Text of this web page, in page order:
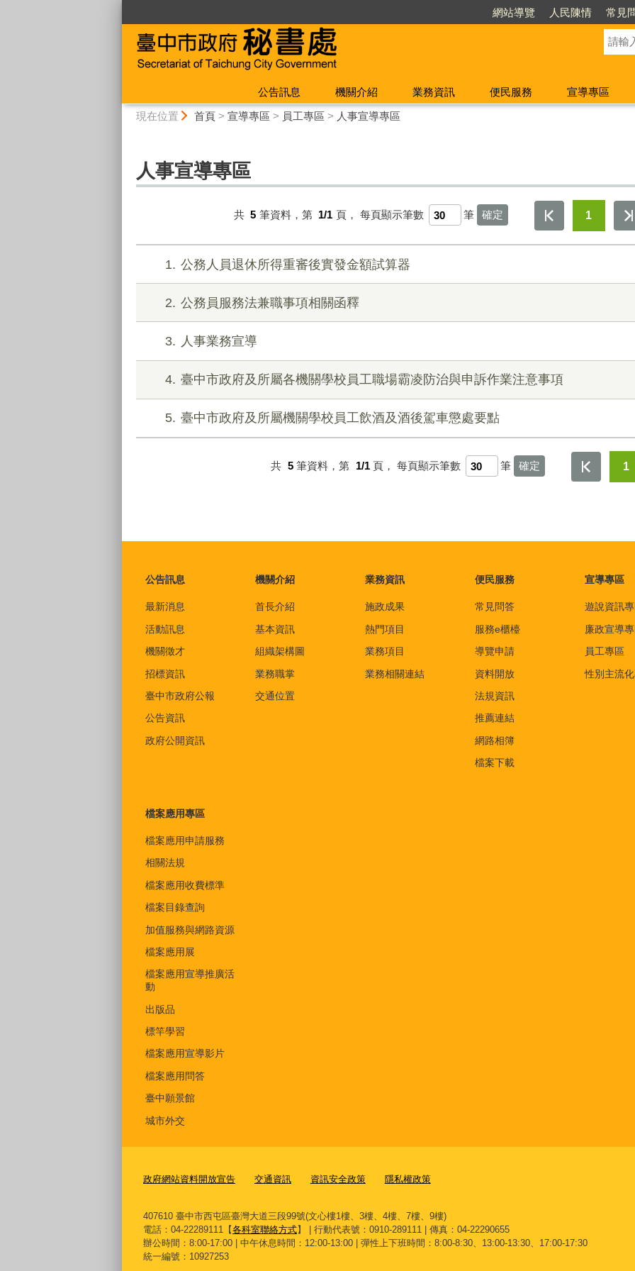
網站導覽 人民陳情 常見
公告訊息 機關介紹 業務資訊 便民服務
宣導專區
現在位置 首頁> 宣導專區 > 員工專區 > 人事宣導專區
人事宣導專區
共 5 筆資料，第 1/1 頁， 每頁顯示筆數 筆 1
1 公務人員退休所得重審後實發金額試算器
2 公務員服務法兼職事項相關函釋
3 人事業務宣導
4 臺中市政府及所屬各機關學校員工職場霸凌防治與申訴作業注意事項
5 臺中市政府及所屬機關學校員工飲酒及酒後駕車懲處要點
共 5 筆資料，第 1/1 頁， 每頁顯示筆數 筆 1
公告訊息
最新消息
活動訊息
機關徵才
招標資訊
臺中市政府公報
公告資訊
政府公開資訊
機關介紹
首長介紹
基本資訊
組織架構圖
業務職掌
交通位置
業務資訊
施政成果
熱門項目
業務項目
業務相關連結
便民服務
常見問答
服務e櫃檯
導覽申請
資料開放
法規資訊
推薦連結
網路相簿
檔案下載
宣導專區
遊說資訊
廉政宣導
員工專區
性別主流
檔案應用專區
檔案應用申請服務
相關法規
檔案應用收費標準
檔案目錄查詢
加值服務與網路資源
檔案應用展
檔案應用宣導推廣活
動
出版品
標竿學習
檔案應用宣導影片
檔案應用問答
臺中願景館
城市外交
政府網站資料開放宣告 交通資訊 資訊安全政策 隱私權政策
407610 臺中市西屯區臺灣大道三段99號(文心樓1樓、3樓、4樓、7樓、9樓)
電話：04-22289111【各科室聯絡方式】 | 行動代表號：0910-289111 | 傳真：04-22290655
辦公時間：8:00-17:00 | 中午休息時間：12:00-13:00 | 彈性上下班時間：8:00-8:30、13:00-13:30、17:00-17:30
統一編號：10927253